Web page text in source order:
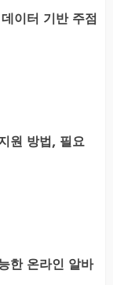
이터 기반 주점
원 방법, 필요
한 온라인 알바